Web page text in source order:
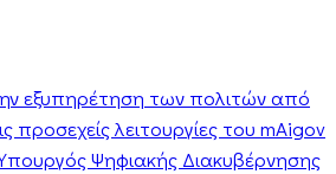
εξυπηρέτηση των πολιτών από
προσεχείς λειτουργίες του mAigov
Ψηφιακής Διακυβέρνησης